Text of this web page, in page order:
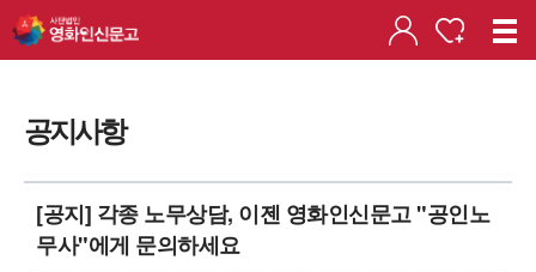
공지사항
[공지] 각종 노무상담, 이젠 영화인신문고 "공인노
무사"에게 문의하세요